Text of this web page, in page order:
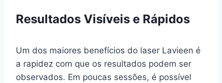
Resultados Visíveis e Rápidos
Um dos maiores benefícios do laser Lavieen é
a rapidez com que os resultados podem ser
observados. Em poucas sessões, é possível